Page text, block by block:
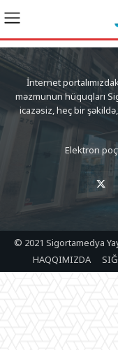
İnternet
məzmunun hüquqları
icazəsiz, heç bir
Elektron
© 2021 Sigortamedya
HAQQIMIZDA